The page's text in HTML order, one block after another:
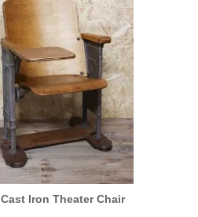
Cast Iron Theater Chair